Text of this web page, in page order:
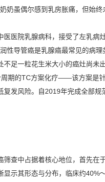
奶虽偶尔感到乳房胀痛，但始
医医院乳腺病科，接受了左乳
性导管癌是乳腺癌最常见的病
不足一粒花生米大小的癌灶尚未
期的TC方案化疗——该方案是
复发风险。自2019年完成全部
筛查中占据着核心地位，首先在
显示其形态与分布，临床约